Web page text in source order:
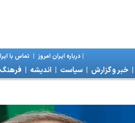
|درباره ايران امروز | تماس با
| خبر و گزارش | سياست | انديشه | فرهنگ